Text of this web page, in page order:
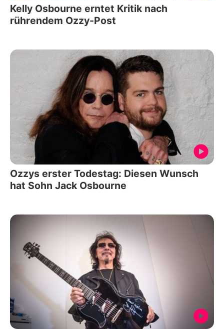
Kelly Osbourne erntet Kritik nach
rührendem Ozzy-Post
Ozzys erster Todestag: Diesen Wunsch
hat Sohn Jack Osbourne